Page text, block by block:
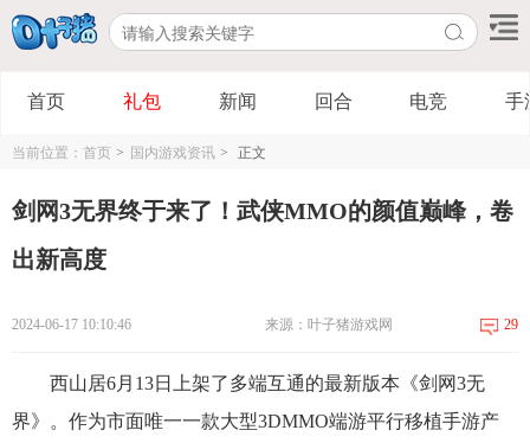
首页 礼包 新闻 回合 电竞 手
当前位置： 首页 > 国内游戏资讯 > 正文
剑网3无界终于来了！武侠MMO的颜值巅峰，卷
出新高度
2024-06-17 10:10:46 来源：叶子猪游戏网 29
西山居6月13日上架了多端互通的最新版本《剑网3无
界》。作为市面唯一一款大型3DMMO端游平行移植手游产